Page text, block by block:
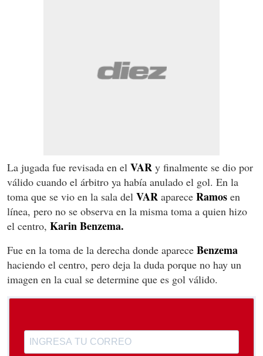
La jugada fue revisada en el VAR y finalmente se dio por
válido cuando el árbitro ya había anulado el gol. En la
toma que se vio en la sala del VAR aparece Ramos en
línea, pero no se observa en la misma toma a quien hizo
el centro, Karin Benzema.
Fue en la toma de la derecha donde aparece Benzema
haciendo el centro, pero deja la duda porque no hay un
imagen en la cual se determine que es gol válido.